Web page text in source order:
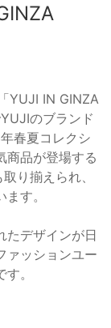
YUJI IN GINZA
のブランド
春夏コレクシ
商品が登場する
り揃えられ、
す。
たデザインが日
ァッションユー
。